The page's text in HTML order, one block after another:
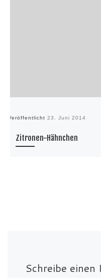
Veröffentlicht 23. Juni 2014
Zitronen-Hähnchen
Schreibe einen